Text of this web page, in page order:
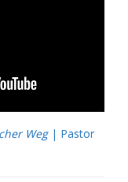
Weg| Pastor